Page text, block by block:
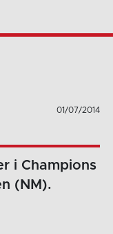
01/07/2014
i Champions
(NM).